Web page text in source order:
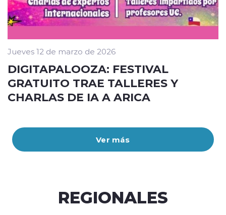
Ver más
Jueves 12 de marzo de 2026
DIGITAPALOOZA: FESTIVAL
GRATUITO TRAE TALLERES Y
CHARLAS DE IA A ARICA
REGIONALES